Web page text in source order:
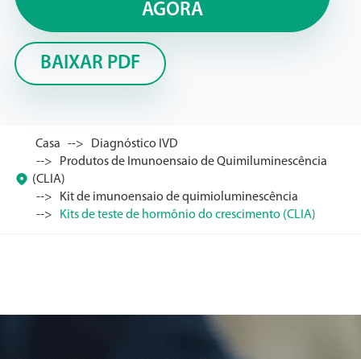
AGORA
BAIXAR PDF

Casa
Diagnóstico IVD
Produtos de Imunoensaio de Quimiluminescência
(CLIA)
Kit de imunoensaio de quimioluminescência
Kits de teste de hormônio do crescimento (CLIA)